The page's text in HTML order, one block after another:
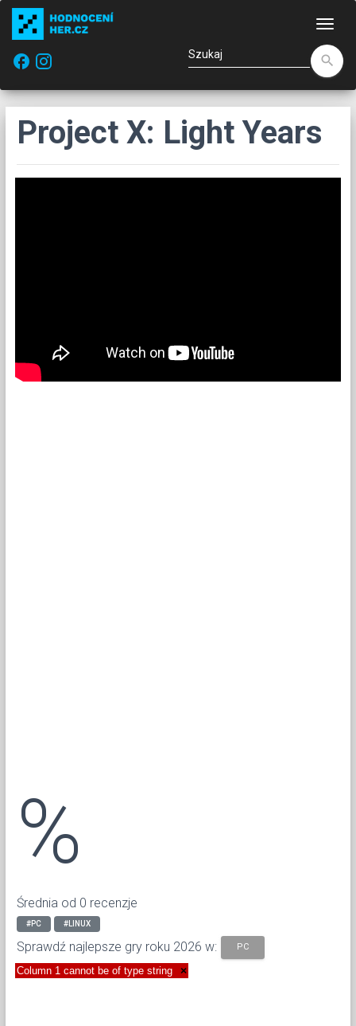
facebook
search
Project X: Light Years
%
Średnia od 0 recenzje
#PC #LINUX
Sprawdź najlepsze gry roku 2026 w: PC
Column 1 cannot be of type string ×